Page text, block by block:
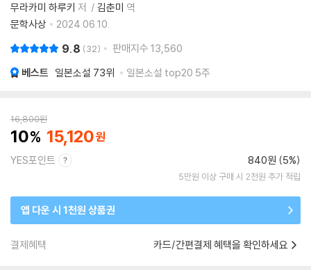
무라카미 하루키 저 김춘미 역
문학사상
2024.06.10.
9.8 32 판매지수 13,560
베스트 일본소설 73위 일본소설 top20 5주
16,800원
10 15,120
YES포인트 840원 (5%)
5만원 이상 구매 시 2천원 추가 적립
앱 다운 시 1천원 상품권
결제혜택 카드/간편결제 혜택을 확인하세요